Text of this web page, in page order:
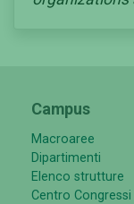
Campus
Macroaree
Dipartimenti
Elenco strutture
Centro